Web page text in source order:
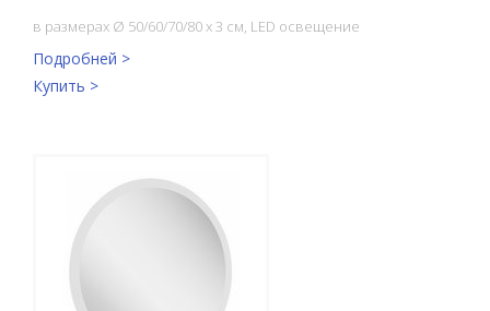
в размерах Ø 50/60/70/80 x 3 см, LED освещение
Подробней >
Купить >